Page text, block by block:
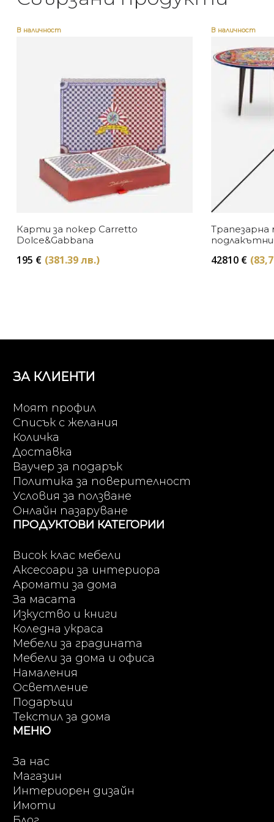
В наличност
Карти за покер Carretto
Dolce&Gabbana
195 € (381.39 лв.)
В наличност
Трапезарна
42810 €
ЗА КЛИЕНТИ
Моят профил
Списък с желания
Количка
Доставка
Ваучер за подарък
Политика за поверителност
Условия за ползване
Онлайн пазаруване
ПРОДУКТОВИ КАТЕГОРИИ
Висок клас мебели
Аксесоари за интериора
Аромати за дома
За масата
Изкуство и книги
Коледна украса
Мебели за градината
Мебели за дома и офиса
Намаления
Осветление
Подаръци
Текстил за дома
МЕНЮ
За нас
Магазин
Интериорен дизайн
Имоти